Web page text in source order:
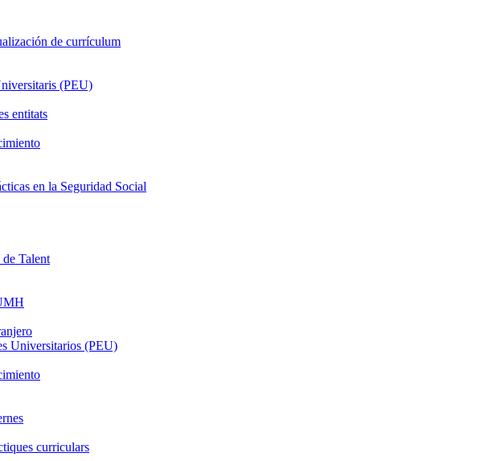
de currículum
(PEU)
entitats
en la Seguridad Social
Talent
Universitarios (PEU)
curriculars